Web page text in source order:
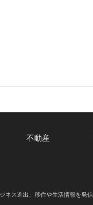
不動産
ネス進出、移住や生活情報を発信